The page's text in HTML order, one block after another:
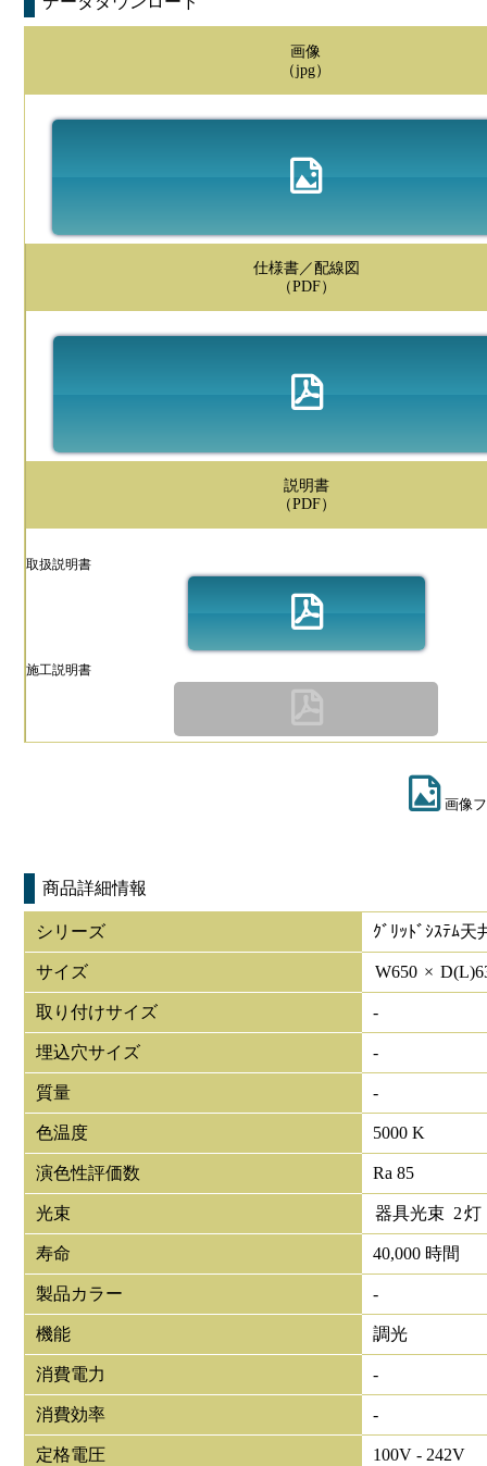
画像
（jpg）
仕様書／配線図
（PDF）
説明書
（PDF）
取扱説明書
施工説明書
画像
商品詳細情報
シリーズ ｸﾞﾘｯﾄﾞｼｽﾃﾑ天
サイズ W650 × D(L)
取り付けサイズ -
埋込穴サイズ -
質量 -
色温度 5000 K
演色性評価数 Ra 85
光束 器具光束 2灯
寿命 40,000 時間
製品カラー -
機能 調光
消費電力 -
消費効率 -
定格電圧 100V - 242V